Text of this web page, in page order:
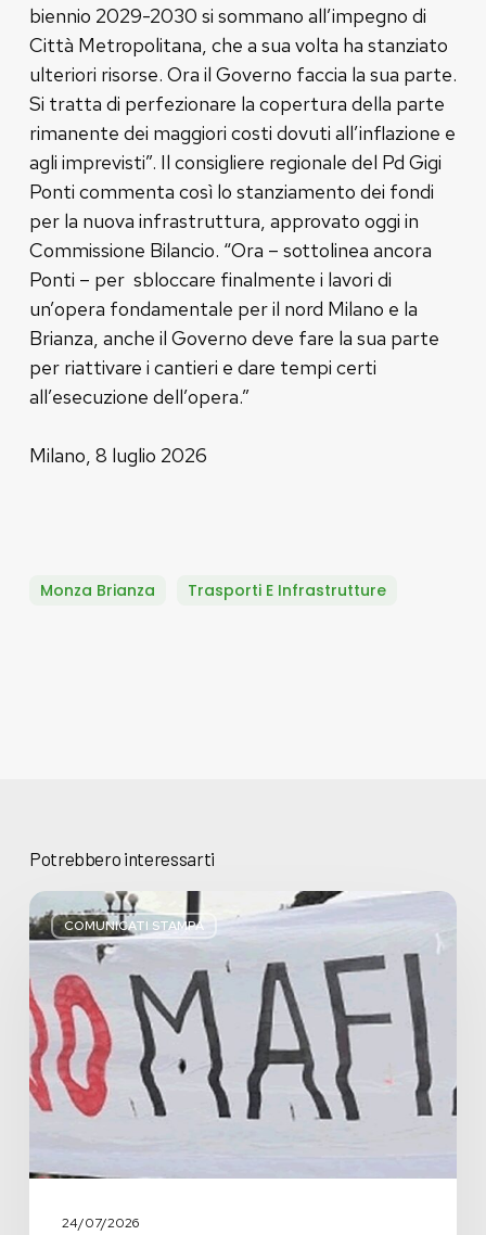
biennio 2029-2030 si sommano all’impegno di
Città Metropolitana, che a sua volta ha stanziato
ulteriori risorse. Ora il Governo faccia la sua parte.
Si tratta di perfezionare la copertura della parte
rimanente dei maggiori costi dovuti all’inflazione e
agli imprevisti”. Il consigliere regionale del Pd Gigi
Ponti commenta così lo stanziamento dei fondi
per la nuova infrastruttura, approvato oggi in
Commissione Bilancio. “Ora – sottolinea ancora
Ponti – per sbloccare finalmente i lavori di
un’opera fondamentale per il nord Milano e la
Brianza, anche il Governo deve fare la sua parte
per riattivare i cantieri e dare tempi certi
all’esecuzione dell’opera.”
Milano, 8 luglio 2026
Monza Brianza Trasporti E Infrastrutture
Potrebbero interessarti
COMUNICATI STAMPA
Basta
bugie,
Regione
Lombardia
pratica
l’antimafia
solo
a
parole
24/07/2026